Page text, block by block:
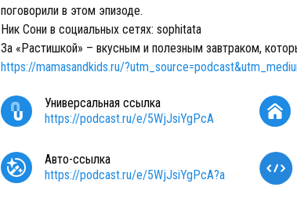
поговорили в этом эпизоде.
Ник Сони в социальных сетях: sophitata
За «Растишкой» – вкусным и полезным завтраком,
https://mamasandkids.ru/
Универсальная ссылка
https://podcast.ru/e/5WjJsiYgPcA
Авто-ссылка
https://podcast.ru/e/5WjJsiYgPcA?a